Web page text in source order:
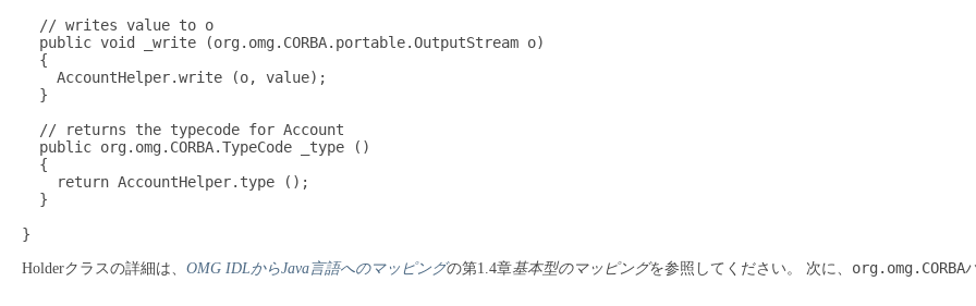
  // writes value to o
  public void _write (org.omg.CORBA.portable.OutputStream o)
  {
    AccountHelper.write (o, value);
  }
  // returns the typecode for Account
  public org.omg.CORBA.TypeCode _type ()
  {
    return AccountHelper.type ();
  }
Holderクラスの詳細は、 OMG IDLからJava言語へのマッピングの第1.4章基本型のマッピングを参照してください。 次に、 org.omg.CORBA